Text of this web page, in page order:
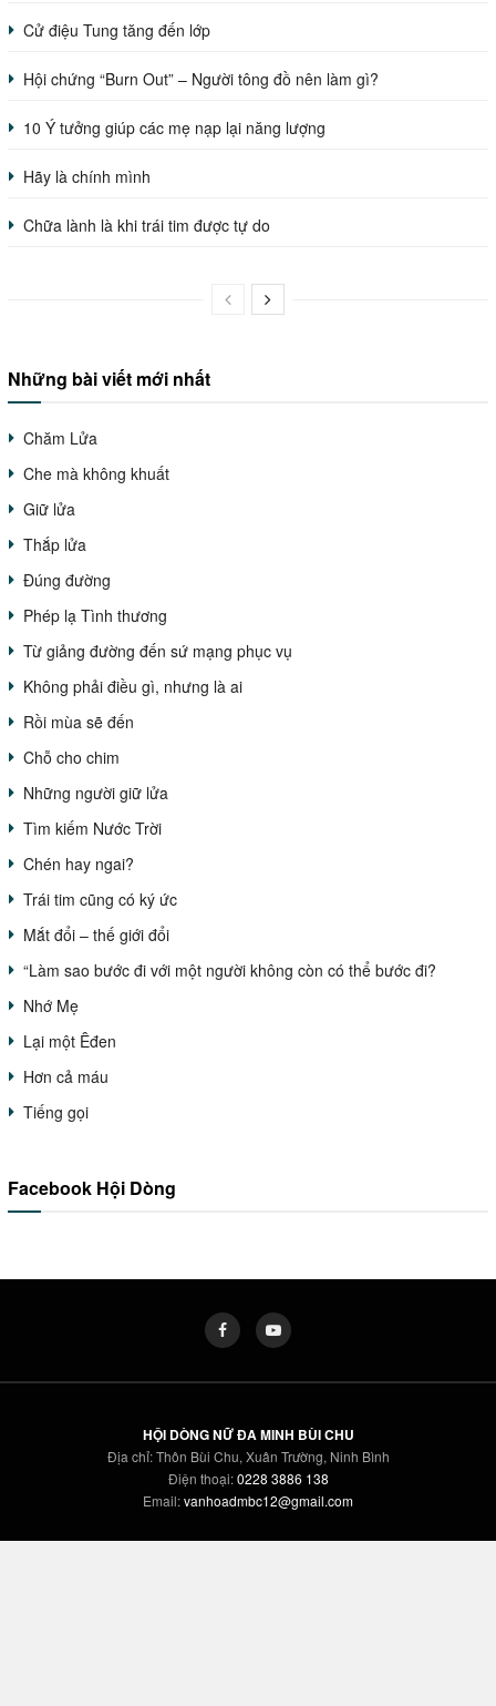
Cử điệu Tung tăng đến lớp
Hội chứng “Burn Out” – Người tông đồ nên làm gì?
10 Ý tưởng giúp các mẹ nạp lại năng lượng
Hãy là chính mình
Chữa lành là khi trái tim được tự do
Những bài viết mới nhất
Chăm Lửa
Che mà không khuất
Giữ lửa
Thắp lửa
Đúng đường
Phép lạ Tình thương
Từ giảng đường đến sứ mạng phục vụ
Không phải điều gì, nhưng là ai
Rồi mùa sẽ đến
Chỗ cho chim
Những người giữ lửa
Tìm kiếm Nước Trời
Chén hay ngai?
Trái tim cũng có ký ức
Mắt đổi – thế giới đổi
“Làm sao bước đi với một người không còn có thể bước đi?
Nhớ Mẹ
Lại một Êđen
Hơn cả máu
Tiếng gọi
Facebook Hội Dòng
HỘI DÒNG NỮ ĐA MINH BÙI CHU
Địa chỉ: Thôn Bùi Chu, Xuân Trường, Ninh Bình
Điện thoại:0228 3886 138
Email:vanhoadmbc12@gmail.com